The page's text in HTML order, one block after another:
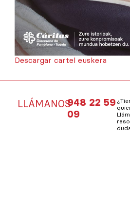
Descargar cartel euskera
LLÁMANOS948 22 59
09